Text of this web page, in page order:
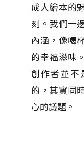
成人繪本的
刻。我們一
內涵，像喝
的幸福滋味
創作者並不
的，其實同
心的議題。